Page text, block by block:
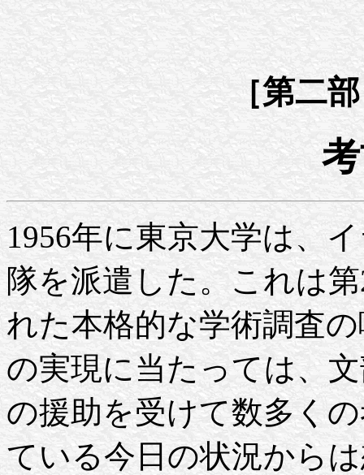
［第二
1956年に東京大学は、
隊を派遣した。これは
れた本格的な学術調査
の実現に当たっては、
の援助を受けて数多く
ている今日の状況から